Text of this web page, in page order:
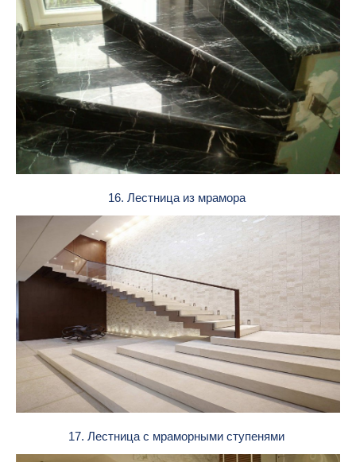
16. Лестница из мрамора
17. Лестница с мраморными ступенями